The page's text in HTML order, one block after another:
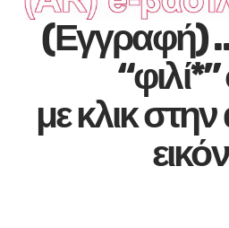
(Εγγραφή)
με κλικ